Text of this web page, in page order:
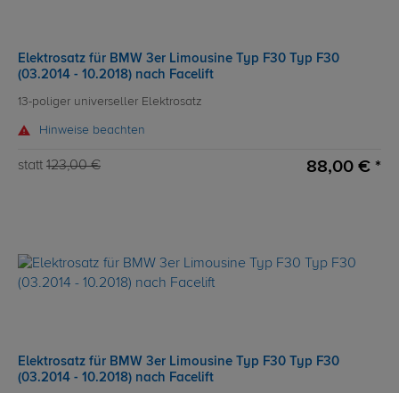
Elektrosatz für BMW 3er Limousine Typ F30 Typ F30
(03.2014 - 10.2018) nach Facelift
13-poliger universeller Elektrosatz
Hinweise beachten
statt 123,00 € 88,00 € *
Elektrosatz für BMW 3er Limousine Typ F30 Typ F30
(03.2014 - 10.2018) nach Facelift